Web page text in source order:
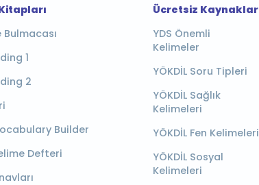
1
2
Builder
Defteri
Ücretsiz Kaynaklar
YDS Önemli
Kelimeler
YÖKDİL Soru Tipleri
YÖKDİL Sağlık
Kelimeleri
YÖKDİL Fen Kelimeleri
YÖKDİL Sosyal
Kelimeleri